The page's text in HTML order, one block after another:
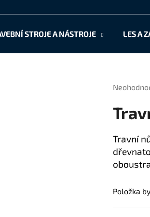
STROJE A NÁSTROJE LES A
Průměrné
produktu
je
z
5
hvězdiček.
Travní
Položka
Co potřebujete najít?
HLEDAT